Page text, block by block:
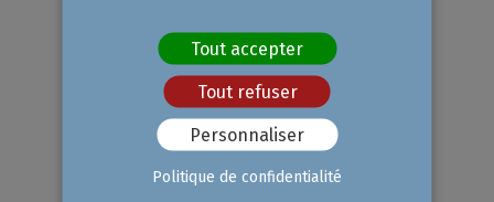
le dimanche 18 octobre 2020,
le dimanche 13 décembre 2020,
le dimanche 20 décembre 2020.
Téléchargez l'arrêté municipal
Tout accepter
Tout refuser
Personnaliser
Politique de confidentialité